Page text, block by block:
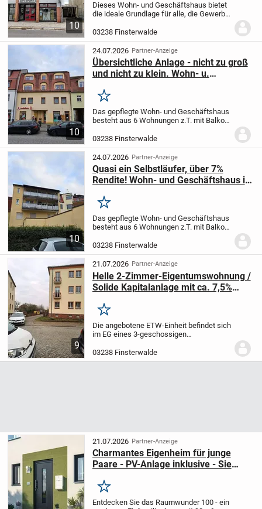
10
Dieses Wohn- und Geschäftshaus bietet
die ideale Grundlage für alle, die Gewerbe
miteinander verbinden möchten. Während
sich im Erdgeschoss und Obergeschoss
eine...
03238 Finsterwalde
10
24.07.2026 Partner-Anzeige
Übersichtliche Anlage - nicht zu groß
und nicht zu klein. Wohn- u.
Merken
Das gepflegte Wohn- und Geschäftshaus
besteht aus 6 Wohnungen z.T. mit Balkon
(Ladengeschäfte). Aus den beiden
ehemaligen Büroflächen in der 1. Etage
macht es Sinn, in Wohnraum...
03238 Finsterwalde
10
24.07.2026 Partner-Anzeige
Quasi ein Selbstläufer, über 7%
Rendite! Wohn- und Geschäftshaus in
Merken
Das gepflegte Wohn- und Geschäftshaus
besteht aus 6 Wohnungen z.T. mit Balkon
Ladengeschäft) Die ehemaligen
Büroflächen im 1. OG sind frei und stehen
somit einer Wohnraumum...
03238 Finsterwalde
9
21.07.2026 Partner-Anzeige
Helle 2-Zimmer-Eigentumswohnung /
Solide Kapitalanlage mit ca. 7,5%
Merken
Die angebotene ETW-Einheit befindet sich
im EG eines 3-geschossigen
03238 Finsterwalde
21.07.2026 Partner-Anzeige
Charmantes Eigenheim für junge
Paare - PV-Anlage inklusive - Sie
Merken
Entdecken Sie das Raumwunder 100 - ein